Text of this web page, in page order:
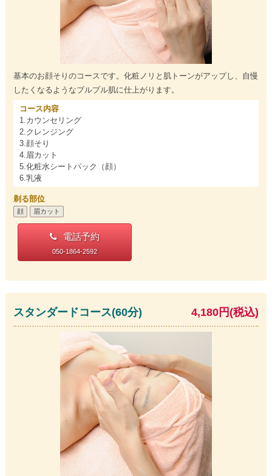
基本のお顔そりのコースです。化粧ノリと肌トーンがアップし、自慢
したくなるようなプルプル肌に仕上がります。
コース内容
1.カウンセリング
2.クレンジング
3.顔そり
4.眉カット
5.化粧水シートパック（顔）
6.乳液
剃る部位
顔 眉カット
電話予約
050-1864-2592
スタンダードコース(60分) 4,180円(税込)